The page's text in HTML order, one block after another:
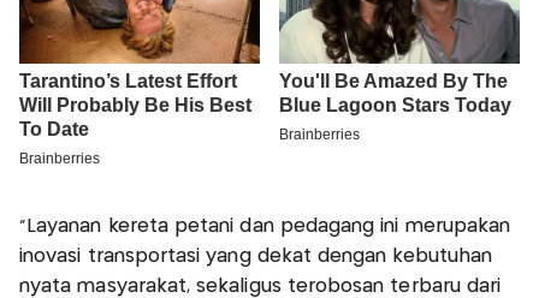
"Layanan kereta petani dan pedagang ini merupakan
inovasi transportasi yang dekat dengan kebutuhan
nyata masyarakat, sekaligus terobosan terbaru dari